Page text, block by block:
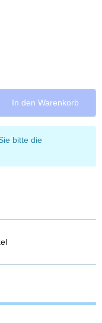
In den Warenkorb
bitte die